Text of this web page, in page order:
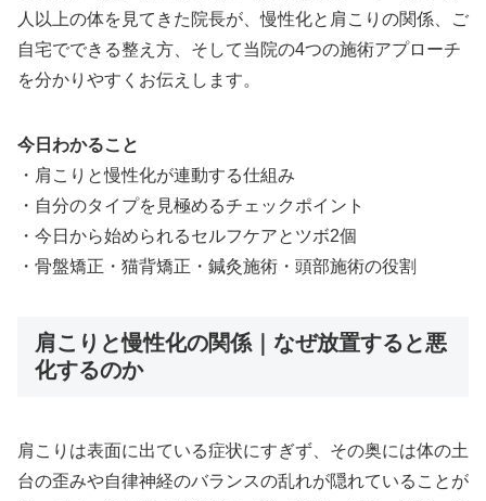
人以上の体を見てきた院長が、慢性化と肩こりの関係、ご
自宅でできる整え方、そして当院の4つの施術アプローチ
を分かりやすくお伝えします。
今日わかること
・肩こりと慢性化が連動する仕組み
・自分のタイプを見極めるチェックポイント
・今日から始められるセルフケアとツボ2個
・骨盤矯正・猫背矯正・鍼灸施術・頭部施術の役割
肩こりと慢性化の関係｜なぜ放置すると悪
化するのか
肩こりは表面に出ている症状にすぎず、その奥には体の土
台の歪みや自律神経のバランスの乱れが隠れていることが